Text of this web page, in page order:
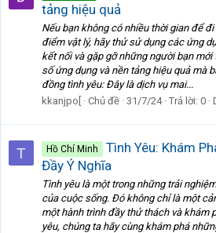
tảng hiệu quả
Nếu bạn không có nhiều thời gian để
điểm vật lý, hãy thử sử dụng các ứng
kết nối và gặp gỡ những người bạn
số ứng dụng và nền tảng hiệu quả mà
đồng tình yêu: Đây là dịch vụ mai...
kkanjpo[
Chủ đề 31/7/24 Trả lời: 0
T Hồ Chí Minh
Tình Yêu: Khám
Đầy Ý Nghĩa
Tình yêu là một trong những trải
của cuộc sống. Đó không chỉ là một
một hành trình đầy thử thách và khám
yêu, chúng ta hãy cùng khám phá